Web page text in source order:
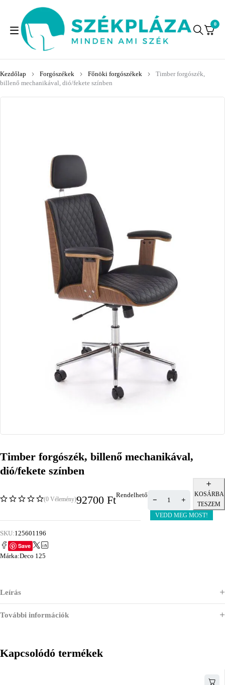
0
Kezdőlap Forgószékek Főnöki forgószékek
Timber forgószék,
billenő mechanikával, dió/fekete színben
Timber forgószék, billenő mechanikával,
dió/fekete színben
(0 Vélemény)92700 FtRendelhető
KOSÁRBA
TESZEM
VEDD MEG MOST!
SKU:125601196
Save
Márka:Deco 125
Leírás
További információk
Kapcsolódó termékek